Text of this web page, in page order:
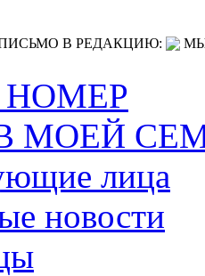
В РЕДАКЦИЮ:
МОЕЙ
лица
новости